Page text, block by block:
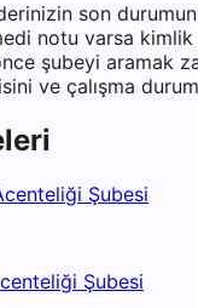
son
notu varsa
şubeyi aramak
ve çalışma
Şubesi
Şubesi